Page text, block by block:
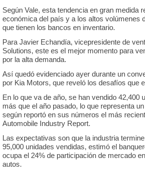
Según Vale, esta tendencia en gran medida
económica del país y a los altos volúmenes
que tienen los bancos en inventario.
Para Javier Echandía, vicepresidente de
Solutions, este es el mejor momento para
por la alta demanda.
Así quedó evidenciado ayer durante un
por Kia Motors, que reveló los desafíos que
En lo que va de año, se han vendido 42,400
más que el año pasado, lo que representa
según reportó en sus números el más
Automobile Industry Report.
Las expectativas son que la industria
95,000 unidades vendidas, estimó el
ocupa el 24% de participación de mercado
autos.